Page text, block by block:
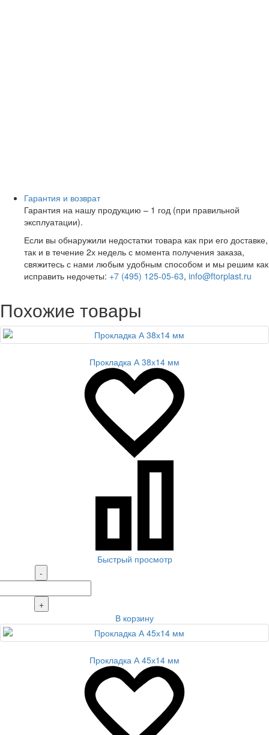
Гарантия и возврат
Гарантия на нашу продукцию – 1 год (при правильной
эксплуатации).
Если вы обнаружили недостатки товара как при его доставке,
так и в течение 2х недель с момента получения заказа,
свяжитесь с нами любым удобным способом и мы решим как
исправить недочеты: +7 (495) 125-05-63, info@ftorplast.ru
Похожие товары
Прокладка А 38х14 мм
Быстрый просмотр
-
+
В корзину
Прокладка А 45х14 мм